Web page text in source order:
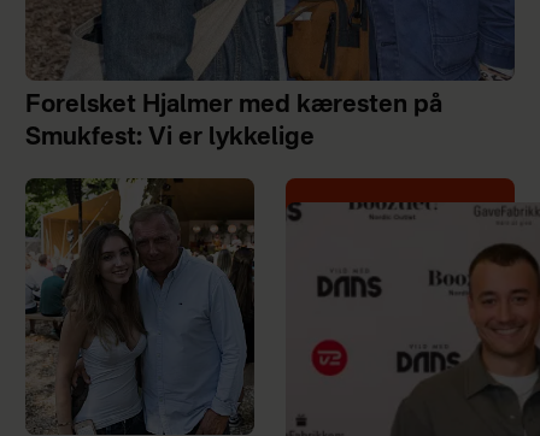
Forelsket Hjalmer med kæresten på
Smukfest: Vi er lykkelige